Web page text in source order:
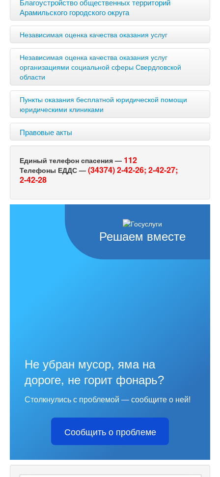
Арамильского городского округа
Независимая оценка качества оказания услуг
Независимая оценка качества оказания услуг
организациями социальной сферы Свердловской
области
Пункты оказания бесплатной юридической помощи
юридическими клиниками
Правовые акты
Единый телефон спасения — 112
Телефоны ЕДДС — (34374) 2-42-26; 2-42-27;
2-42-28
Решаем вместе
Не убран мусор, яма на
дороге, не горит фонарь?
Столкнулись с проблемой — сообщите о ней!
Сообщить о проблеме